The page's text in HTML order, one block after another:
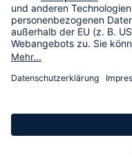
HSE International